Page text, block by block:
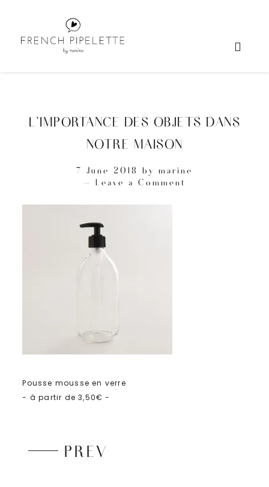
L’IMPORTANCE DES OBJETS DANS
NOTRE MAISON
7 June 2018 by marine
Leave a Comment
Pousse mousse en verre
- à partir de 3,50€ -
PREV